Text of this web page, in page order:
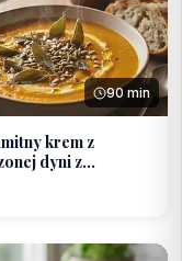
90 min
krem z
dyni z